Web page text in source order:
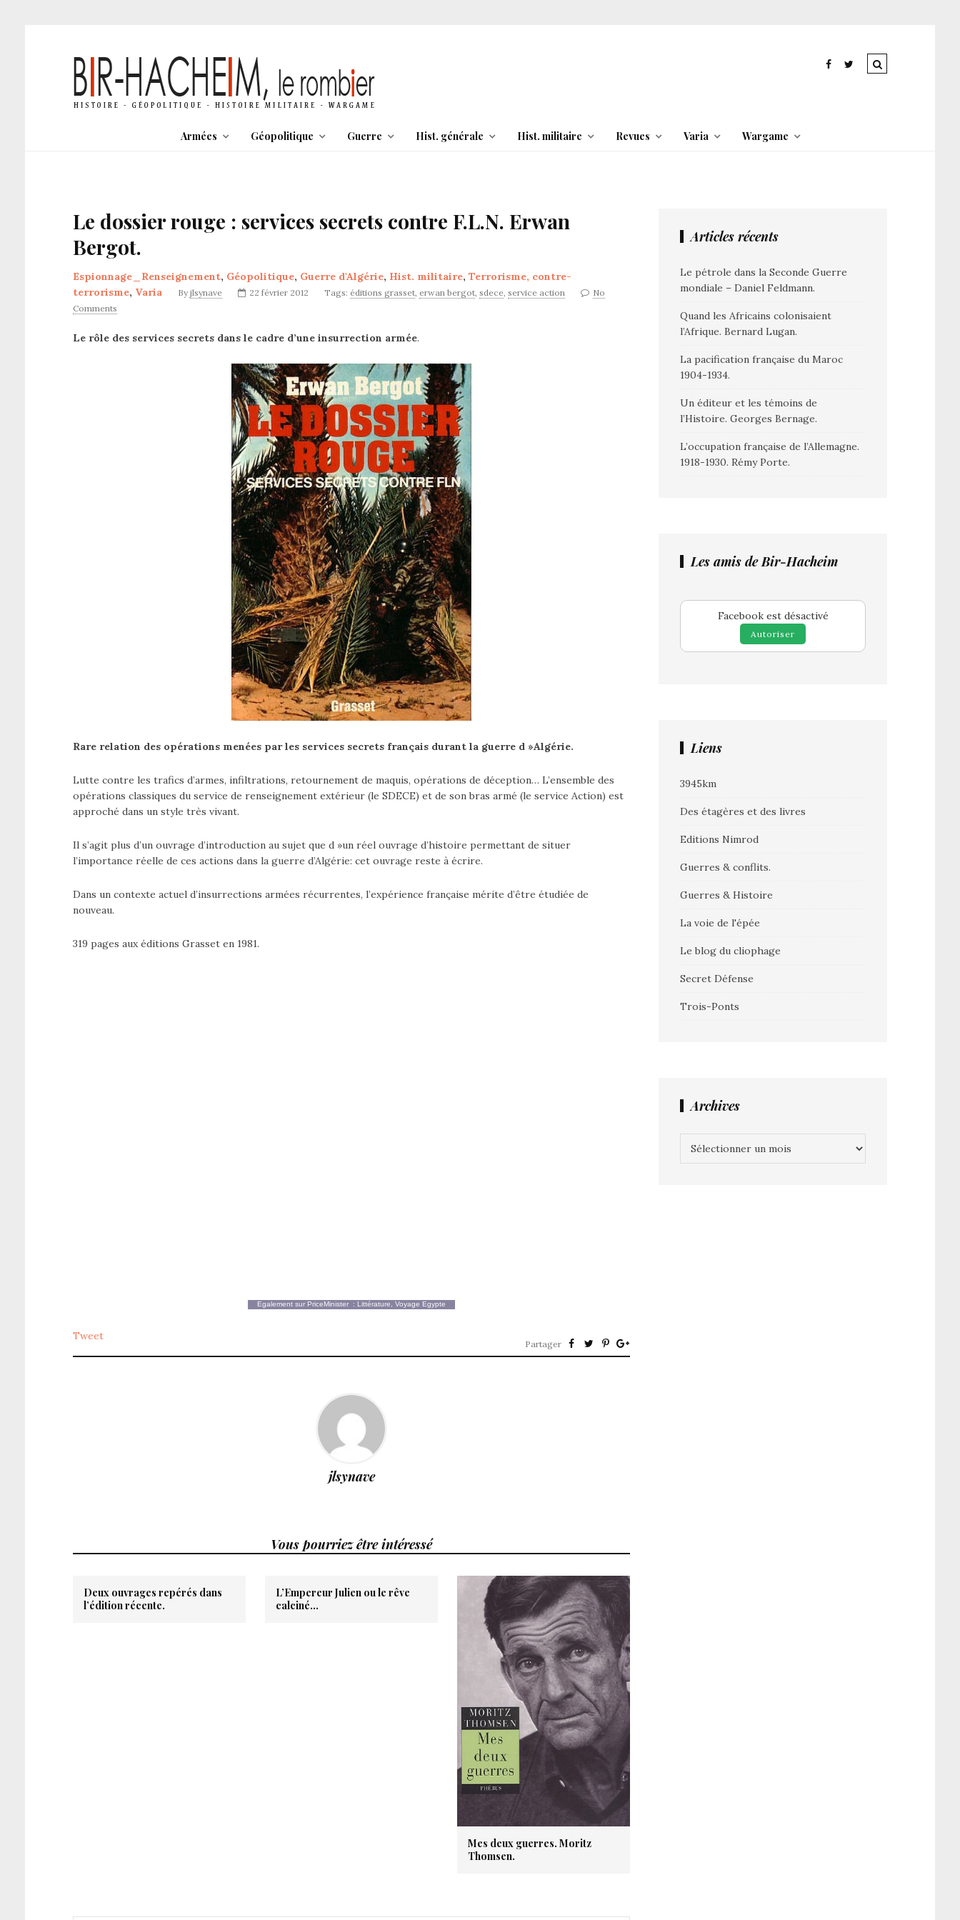
Armées Géopolitique Guerre Hist. générale Hist. militaire Revues Varia Wargame
Le dossier rouge : services secrets contre F.L.N. Erwan
Bergot.
Espionnage_Renseignement, Géopolitique, Guerre d'Algérie, Hist. militaire, Terrorisme, contre-
terrorisme, Varia By jlsynave 22 février 2012 Tags: éditions grasset, erwan bergot, sdece, service action
No
Comments
Le rôle des services secrets dans le cadre d’une insurrection armée.
Rare relation des opérations menées par les services secrets français durant la guerre d »Algérie.
Lutte contre les trafics d’armes, infiltrations, retournement de maquis, opérations de déception… L’ensemble des
opérations classiques du service de renseignement extérieur (le SDECE) et de son bras armé (le service Action) est
approché dans un style très vivant.
Il s’agit plus d’un ouvrage d’introduction au sujet que d »un réel ouvrage d’histoire permettant de situer
l’importance réelle de ces actions dans la guerre d’Algérie: cet ouvrage reste à écrire.
Dans un contexte actuel d’insurrections armées récurrentes, l’expérience française mérite d’être étudiée de
nouveau.
319 pages aux éditions Grasset en 1981.
Egalement sur PriceMinister : Littérature Voyage Egypte
Tweet
Partager
jlsynave
Vous pourriez être intéressé
Deux ouvrages repérés dans
l’édition récente.
L’Empereur Julien ou le rêve
calciné…
Mes deux guerres. Moritz
Thomsen.
Articles récents
Le pétrole dans la Seconde Guerre
mondiale – Daniel Feldmann.
Quand les Africains colonisaient
l’Afrique. Bernard Lugan.
La pacification française du Maroc
1904-1934.
Un éditeur et les témoins de
l’Histoire. Georges Bernage.
L’occupation française de l’Allemagne.
1918-1930. Rémy Porte.
Les amis de Bir-Hacheim
Facebook est désactivé
Autoriser
Liens
3945km
Des étagères et des livres
Editions Nimrod
Guerres & conflits.
Guerres & Histoire
La voie de l'épée
Le blog du cliophage
Secret Défense
Trois-Ponts
Archives